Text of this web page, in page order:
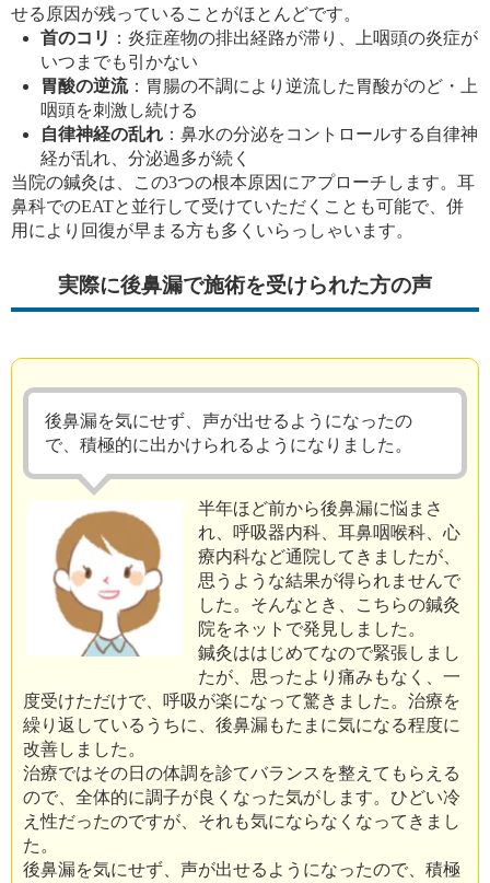
せる原因が残っていることがほとんどです。
首のコリ ：炎症産物の排出経路が滞り、上咽頭の炎症が
いつまでも引かない
胃酸の逆流：胃腸の不調により逆流した胃酸がのど・上
咽頭を刺激し続ける
自律神経の乱れ ：鼻水の分泌をコントロールする自律神
経が乱れ、分泌過多が続く
当院の鍼灸は、この3つの根本原因にアプローチします。耳
鼻科でのEATと並行して受けていただくことも可能で、併
用により回復が早まる方も多くいらっしゃいます。
実際に後鼻漏で施術を受けられた方の声
後鼻漏を気にせず、声が出せるようになったの
で、積極的に出かけられるようになりました。
半年ほど前から後鼻漏に悩まさ
れ、呼吸器内科、耳鼻咽喉科、心
療内科など通院してきましたが、
思うような結果が得られませんで
した。そんなとき、こちらの鍼灸
院をネットで発見しました。
鍼灸ははじめてなので緊張しまし
たが、思ったより痛みもなく、一
度受けただけで、呼吸が楽になって驚きました。治療を
繰り返しているうちに、後鼻漏もたまに気になる程度に
改善しました。
治療ではその日の体調を診てバランスを整えてもらえる
ので、全体的に調子が良くなった気がします。ひどい冷
え性だったのですが、それも気にならなくなってきまし
た。
後鼻漏を気にせず、声が出せるようになったので、積極